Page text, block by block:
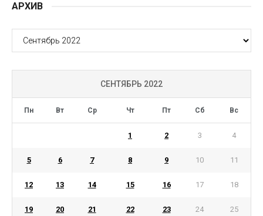
АРХИВ
АРХИВ
СЕНТЯБРЬ 2022
Пн Вт Ср Чт Пт Сб Вс
1 2 3 4
5 6 7 8 9 10 11
12 13 14 15 16 17 18
19 20 21 22 23 24 25